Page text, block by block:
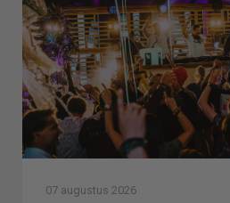
07 augustus 2026